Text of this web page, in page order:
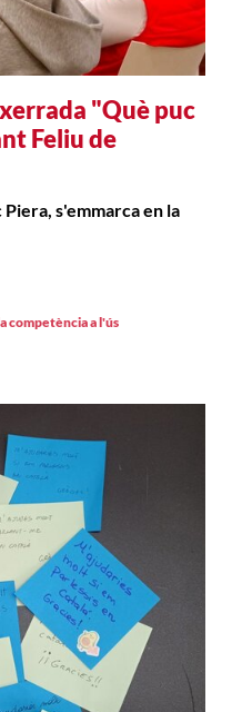
"Què puc
Feliu de
s'emmarca en la
competència a l'ús